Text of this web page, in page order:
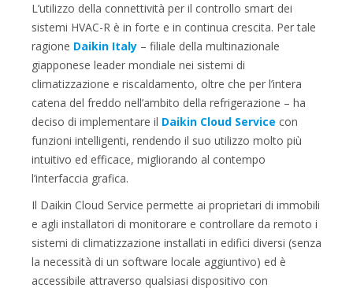
L’utilizzo della connettività per il controllo smart dei
sistemi HVAC-R è in forte e in continua crescita. Per tale
ragione Daikin Italy – filiale della multinazionale
giapponese leader mondiale nei sistemi di
climatizzazione e riscaldamento, oltre che per l’intera
catena del freddo nell’ambito della refrigerazione – ha
deciso di implementare il Daikin Cloud Service con
funzioni intelligenti, rendendo il suo utilizzo molto più
intuitivo ed efficace, migliorando al contempo
l’interfaccia grafica.
Il Daikin Cloud Service permette ai proprietari di immobili
e agli installatori di monitorare e controllare da remoto i
sistemi di climatizzazione installati in edifici diversi (senza
la necessità di un software locale aggiuntivo) ed è
accessibile attraverso qualsiasi dispositivo con